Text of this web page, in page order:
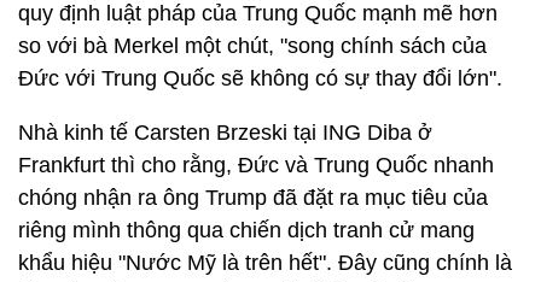
quy định luật pháp của Trung Quốc mạnh mẽ hơn
so với bà Merkel một chút, "song chính sách của
Đức với Trung Quốc sẽ không có sự thay đổi lớn".
Nhà kinh tế Carsten Brzeski tại ING Diba ở
Frankfurt thì cho rằng, Đức và Trung Quốc nhanh
chóng nhận ra ông Trump đã đặt ra mục tiêu của
riêng mình thông qua chiến dịch tranh cử mang
khẩu hiệu "Nước Mỹ là trên hết". Đây cũng chính là